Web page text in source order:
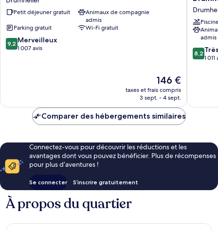
Jurassic
–
Drumheller
Petit déjeuner gratuit
Animaux de compagnie
admis
Parking gratuit
Wi-Fi gratuit
9.2
sur
9,2 Merveilleux
1 007 avis
Le
nouveau
prix
de
146 €
taxes et frais compris
3 sept. - 4 sept.
by
Best
Western
admis
8.2
sur
8,2
1 011
Comparer des hébergements similaires
Connectez-vous pour découvrir les réductions et les
avantages dont vous pouvez bénéficier. Plus de récompenses
pour plus d’aventures !
Se connecter S’inscrire gratuitement
À propos du quartier